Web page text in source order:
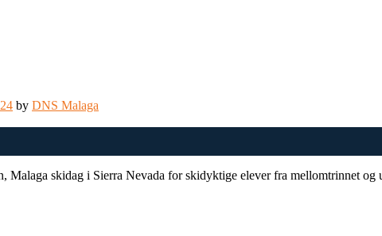
by DNS Malaga
Malaga skidag i Sierra Nevada for skidyktige elever fra mellomtrinnet og